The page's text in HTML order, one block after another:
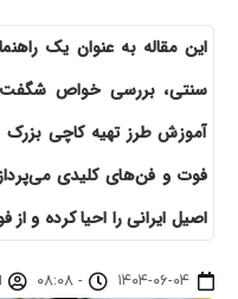
این مقاله به عنوان یک
سنتی، بررسی خواص
آموزش طرز تهیه کاچی بزرک
فوت و فن‌های کلیدی می‌پردازد
اصیل ایرانی را احیا کرده و از
۱۴۰۴-۰۶-۰۴ - ۰۸:۰۸